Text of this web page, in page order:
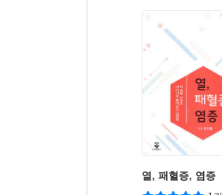
열, 패혈증, 염증